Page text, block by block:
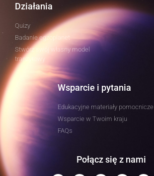
Działania
Quizy
Badanie egzoplanet
Stwórz swój własny model
tranzytowy
Wsparcie i pytania
Edukacyjne materiały pomocnicze
Wsparcie w Twoim kraju
FAQs
Połącz się z nami